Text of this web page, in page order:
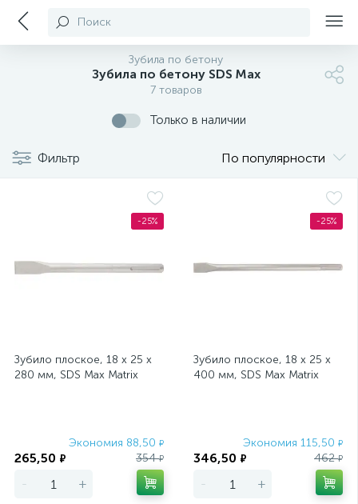
Поиск
Зубила по бетону
Зубила по бетону SDS Max
7 товаров
Только в наличии
Фильтр По популярности
-25%
Зубило плоское, 18 х 25 х
280 мм, SDS Max Matrix
Экономия 88,50 ₽
265,50 ₽ 354₽
- +
-25%
Зубило плоское, 18 х 25 х
400 мм, SDS Max Matrix
Экономия 115,50 ₽
346,50 ₽ 462₽
- +